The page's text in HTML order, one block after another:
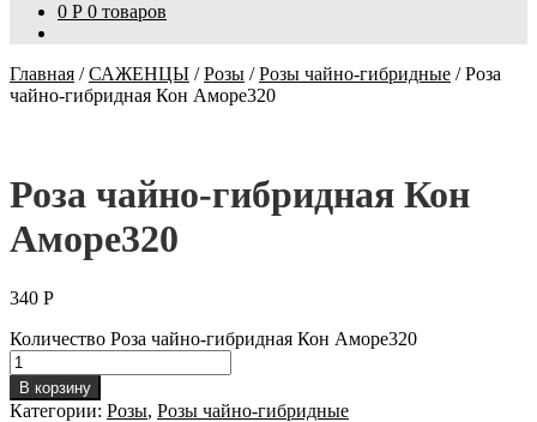
0 Р 0 товаров
Главная /САЖЕНЦЫ /Розы /Розы чайно-гибридные /Роза
чайно-гибридная Кон Аморе320
Роза чайно-гибридная Кон
Аморе320
340 Р
Количество Роза чайно-гибридная Кон Аморе320
В корзину
Категории: Розы, Розы чайно-гибридные